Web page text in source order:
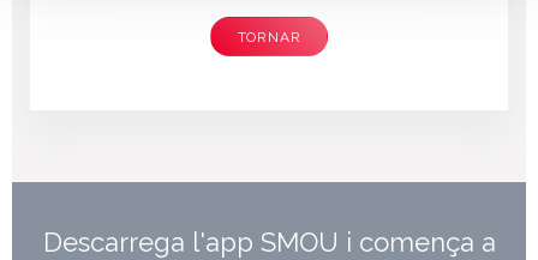
TORNAR
Descarrega l'app SMOU i comença a